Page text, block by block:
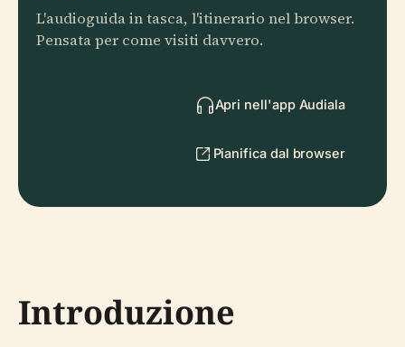
L'audioguida in tasca, l'itinerario nel browser.
Pensata per come visiti davvero.
Apri nell'app Audiala
Pianifica dal browser
Introduzione